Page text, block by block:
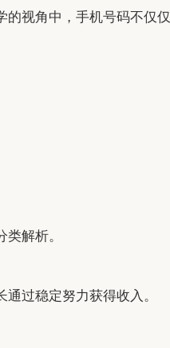
视角中，手机号码不仅
解析。
过稳定努力获得收入。